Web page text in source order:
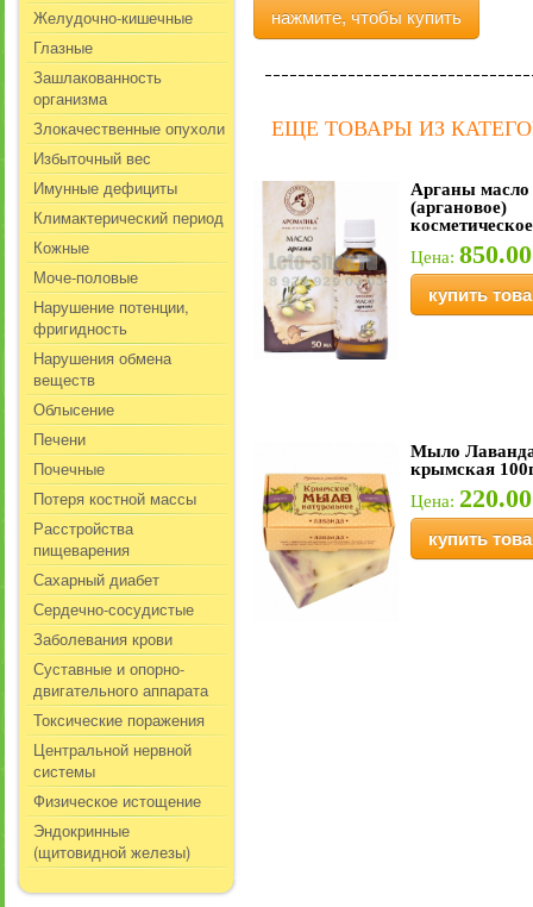
Желудочно-кишечные
Глазные
Зашлакованность
организма
Злокачественные опухоли
Избыточный вес
Имунные дефициты
Климактерический период
Кожные
Моче-половые
Нарушение потенции,
фригидность
Нарушения обмена
веществ
Облысение
Печени
Почечные
Потеря костной массы
Расстройства
пищеварения
Сахарный диабет
Сердечно-сосудистые
Заболевания крови
Суставные и опорно-
двигательного аппарата
Токсические поражения
Центральной нервной
системы
Физическое истощение
Эндокринные
(щитовидной железы)
нажмите, чтобы купить
ЕЩЕ ТОВАРЫ ИЗ
Арганы масло
(аргановое)
Цена:
купить
Мыло
крымская
Цена:
купить